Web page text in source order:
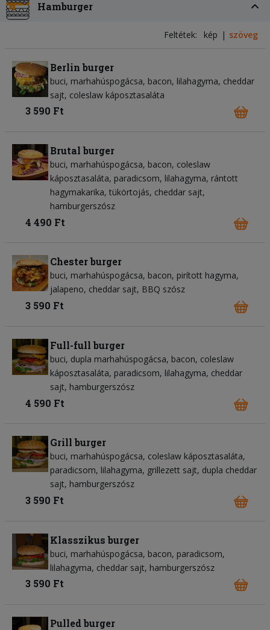
Hamburger
Feltétek: kép szöveg
Berlin burger
buci marhahúspogácsa bacon lilahagyma cheddar
sajt coleslaw káposztasaláta
3 590 Ft
Brutal burger
buci marhahúspogácsa bacon coleslaw
káposztasaláta paradicsom lilahagyma rántott
hagymakarika tükörtojás cheddar sajt
hamburgerszósz
4 490 Ft
Chester burger
buci marhahúspogácsa bacon pirított hagyma
jalapeno cheddar sajt BBQ szósz
3 590 Ft
Full-full burger
buci dupla marhahúspogácsa bacon coleslaw
káposztasaláta paradicsom lilahagyma cheddar
sajt hamburgerszósz
4 590 Ft
Grill burger
buci marhahúspogácsa coleslaw káposztasaláta
paradicsom lilahagyma grillezett sajt dupla cheddar
sajt hamburgerszósz
3 590 Ft
Klasszikus burger
buci marhahúspogácsa bacon paradicsom
lilahagyma cheddar sajt hamburgerszósz
3 590 Ft
Pulled burger